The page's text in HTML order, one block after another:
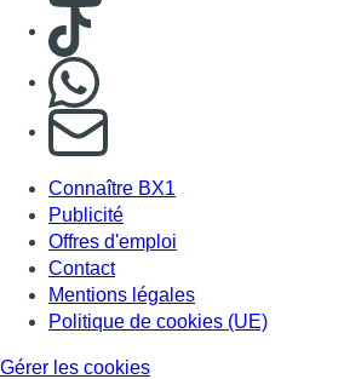
Consulter TikTok
S'abonner à notre newsletter
Connaître BX1
Publicité
Offres d'emploi
Contact
Mentions légales
Politique de cookies (UE)
Gérer les cookies